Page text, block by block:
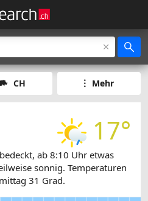
CH Mehr
17°
ab 8:10 Uhr etwas
sonnig. Temperaturen
31 Grad.